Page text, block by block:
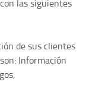
las siguientes
de sus clientes
Información